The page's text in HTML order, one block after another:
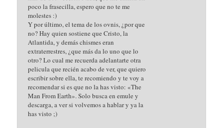
poco la frasecilla, espero que no te me
molestes :)
Y por último, el tema de los ovnis, ¿por que
no? Hay quien sostiene que Cristo, la
Atlantida, y demás chismes eran
extraterrestres, ¿que más da lo uno que lo
otro? Lo cual me recuerda adelantarte otra
pelicula que recién acabo de ver, que quiero
escribir sobre ella, te recomiendo y te voy a
recomendar si es que no la has visto: «The
Man From Earth». Solo busca en emule y
descarga, a ver si volvemos a hablar y ya la
has visto ;)